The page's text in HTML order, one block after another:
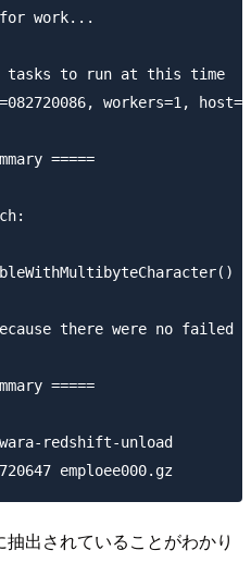
for work...
tasks to run at this time
workers=1,
=====
there were no failed
=====
redshift-unload
出されていることがわかり